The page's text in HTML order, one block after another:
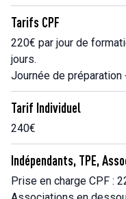
Tarifs CPF
220€ par jour de
jours.
Journée de
Tarif Individuel
240€
Indépendants, TPE,
Prise en charge CPF :